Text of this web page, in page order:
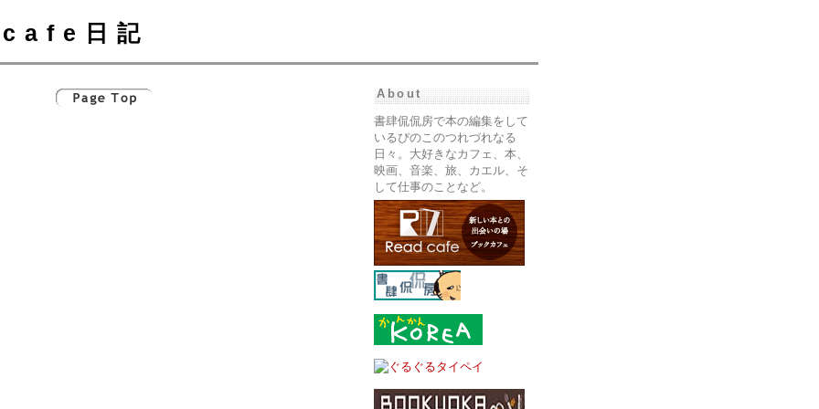
cafe日記
About
書肆侃侃房で本の編集をして
いるぴのこのつれづれなる
日々。大好きなカフェ、本、
映画、音楽、旅、カエル、そ
して仕事のことなど。